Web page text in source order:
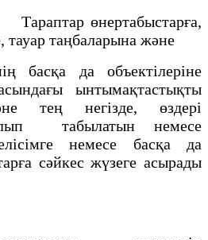
өнертабыстарға,
тауар таңбаларына және
басқа да объектілеріне
ынтымақтастықты
тең негізде, өздері
табылатын немесе
немесе басқа да
сәйкес жүзеге асырады